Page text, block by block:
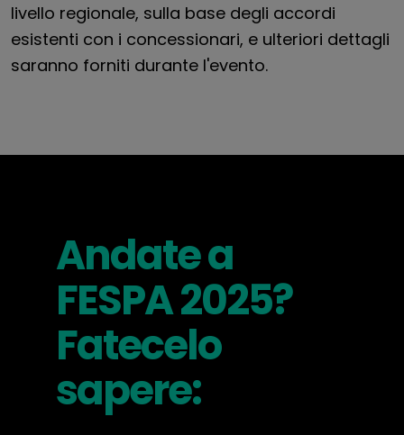
livello regionale, sulla base degli accordi
esistenti con i concessionari, e ulteriori dettagli
saranno forniti durante l'evento.
Andate a
FESPA 2025?
Fatecelo
sapere: